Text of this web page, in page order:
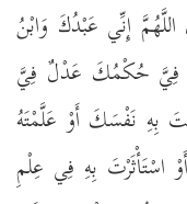
إِنِّي عَبْدُكَ وَابْنُ
فِيَّ حُكْمُكَ عَدْلٌ فِيَّ
بِهِ نَفْسَكَ أَوْ عَلَّمْتَهُ
اسْتَأْثَرْتَ بِهِ فِي عِلْمِ